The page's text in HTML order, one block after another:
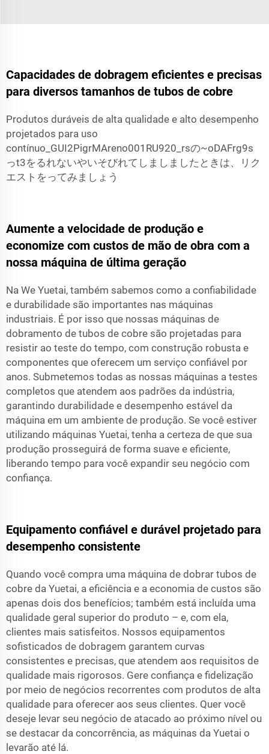
Capacidades de dobragem eficientes e precisas
para diversos tamanhos de tubos de cobre
Produtos duráveis de alta qualidade e alto desempenho
projetados para uso
contínuo_GUI2PigrMAreno001RU920_rsの~oDAFrg9s
っt3をるれないやいそびれてしましましたときは、リク
エストをってみましょう
Aumente a velocidade de produção e
economize com custos de mão de obra com a
nossa máquina de última geração
Na We Yuetai, também sabemos como a confiabilidade
e durabilidade são importantes nas máquinas
industriais. É por isso que nossas máquinas de
dobramento de tubos de cobre são projetadas para
resistir ao teste do tempo, com construção robusta e
componentes que oferecem um serviço confiável por
anos. Submetemos todas as nossas máquinas a testes
completos que atendem aos padrões da indústria,
garantindo durabilidade e desempenho estável da
máquina em um ambiente de produção. Se você estiver
utilizando máquinas Yuetai, tenha a certeza de que sua
produção prosseguirá de forma suave e eficiente,
liberando tempo para você expandir seu negócio com
confiança.
Equipamento confiável e durável projetado para
desempenho consistente
Quando você compra uma máquina de dobrar tubos de
cobre da Yuetai, a eficiência e a economia de custos são
apenas dois dos benefícios; também está incluída uma
qualidade geral superior do produto – e, com ela,
clientes mais satisfeitos. Nossos equipamentos
sofisticados de dobragem garantem curvas
consistentes e precisas, que atendem aos requisitos de
qualidade mais rigorosos. Gere confiança e fidelização
por meio de negócios recorrentes com produtos de alta
qualidade para oferecer aos seus clientes. Quer você
deseje levar seu negócio de atacado ao próximo nível ou
se destacar da concorrência, as máquinas da Yuetai o
levarão até lá.